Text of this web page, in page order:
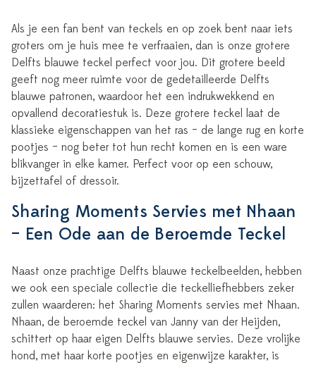
Als je een fan bent van teckels en op zoek bent naar iets
groters om je huis mee te verfraaien, dan is onze grotere
Delfts blauwe teckel perfect voor jou. Dit grotere beeld
geeft nog meer ruimte voor de gedetailleerde Delfts
blauwe patronen, waardoor het een indrukwekkend en
opvallend decoratiestuk is. Deze grotere teckel laat de
klassieke eigenschappen van het ras – de lange rug en korte
pootjes – nog beter tot hun recht komen en is een ware
blikvanger in elke kamer. Perfect voor op een schouw,
bijzettafel of dressoir.
Sharing Moments Servies met Nhaan
– Een Ode aan de Beroemde Teckel
Naast onze prachtige Delfts blauwe teckelbeelden, hebben
we ook een speciale collectie die teckelliefhebbers zeker
zullen waarderen: het Sharing Moments servies met Nhaan.
Nhaan, de beroemde teckel van Janny van der Heijden,
schittert op haar eigen Delfts blauwe servies. Deze vrolijke
hond, met haar korte pootjes en eigenwijze karakter, is